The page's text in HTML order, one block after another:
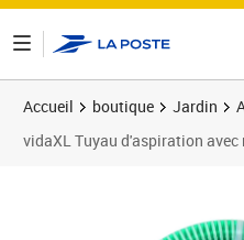
Accueil boutique Jardin
vidaXL Tuyau d'aspiration avec